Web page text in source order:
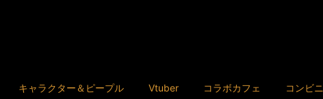
キャラクター＆ピープル Vtuber コラボカフェ コンビニ